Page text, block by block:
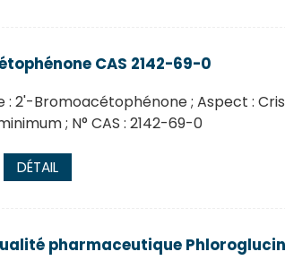
CAS 2142-69-0
: 2'-Bromoacétophénone ; Aspect :
; N° CAS : 2142-69-0
DÉTAIL
pharmaceutique